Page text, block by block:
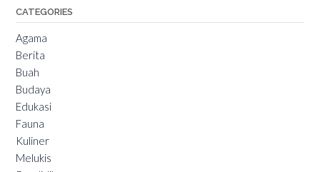
CATEGORIES
Agama
Berita
Buah
Budaya
Edukasi
Fauna
Kuliner
Melukis